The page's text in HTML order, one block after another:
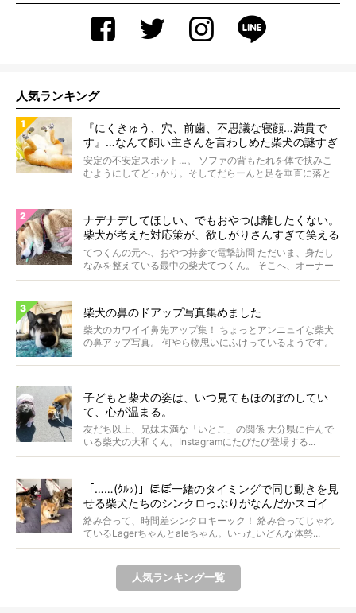
人気ランキング
『にくきゅう、穴、前歯、不思議な寝顔…満貫で
す』…なんて飼い主さんを言わしめた柴犬の謎すぎ
る寝相がコチラです。
安定の不安定スポット…。 ソファの背もたれを体で挟みこ
むようにしてどっかり。そしてだらーんと足を垂直に落と
して...
ナデナデしてほしい、でもおやつは離したくない。
柴犬が考えた対応策が、欲しがりさんすぎて笑える
【動画】
てつくんの元へ、おやつ持参で電撃訪問 ただいま、身だし
なみを整えている最中の柴犬てつくん。 そこへ、オーナー
さ...
柴犬の鼻のドアップ写真集めました
柴犬のカワイイ鼻先アップ集！ ちょっとアンニュイな柴犬
の鼻アップ写真。 何やら物思いにふけっているようです。
子どもと柴犬の姿は、いつ見てもほのぼのしてい
て、心が温まる。
友だち以上、兄妹未満な「いとこ」の関係 大分県に住んで
いる柴犬の大和くん。Instagramにたびたび登場する...
「……(ｸﾙｯ)」ほぼ一緒のタイミングで同じ動きを見
せる柴犬たちのシンクロっぷりがなんだかスゴイ
絡み合って、時間差シンクロキーック！ 絡み合ってじゃれ
ているLagerちゃんとaleちゃん。いったいどんな体勢...
人気ランキング一覧